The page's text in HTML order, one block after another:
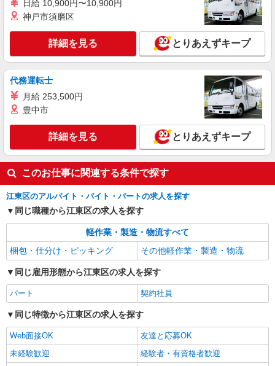
LAPI-Staff株式会社 本社/軽作業窓口
倉庫内軽作業（ピッキング・仕分け）
時給1400円＋交通費全額支給
東京都江東区 ★上記以外にも神奈川県内（川
崎・横浜・相模原など）に多数派遣先有
キープ 詳細を見る
派遣社員
LAPI-Staff株式会社 本社/軽作業窓口
お菓子等の仕分け・梱包
時給1,800円以上（深夜手当含む）＋交通費全
額支給 ◆月収例 316,800円 （夜勤シフト 21時〜
翌6時 週5日勤務の場合） 時給1,800円×8h×22日勤
務
東京都江東区 ★上記以外にも神奈川県内（川
崎・横浜・相模原など）に多数派遣先有
キープ 詳細を見る
日給 10,900円〜10,900円
神戸市須磨区
詳細を見る とりあえずキープ
代務運転士
月給 253,500円
豊中市
詳細を見る とりあえずキープ
このお仕事に関連する条件で探す
江東区のアルバイト・バイト・パートの求人を探す
同じ職種から江東区の求人を探す
軽作業・製造・物流すべて
梱包・仕分け・ピッキング
その他軽作業・製造・物流
同じ雇用形態から江東区の求人を探す
パート 契約社員
同じ特徴から江東区の求人を探す
Web面接OK
友達と応募OK
未経験歓迎
経験者・有資格者歓迎